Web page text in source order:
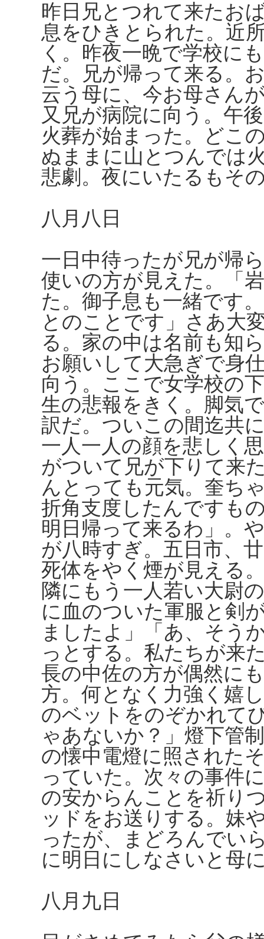
昨日兄とつれて来たお
息をひきとられた。近
く。昨夜一晩で学校に
だ。兄が帰って来る。
云う母に、今お母さん
又兄が病院に向う。午
火葬が始まった。どこ
ぬままに山とつんでは
悲劇。夜にいたるもそ
八月八日
一日中待ったが兄が帰
使いの方が見えた。「
た。御子息も一緒です
とのことです」さあ大
る。家の中は名前も知
お願いして大急ぎで身
向う。ここで女学校の
生の悲報をきく。脚気
訳だ。ついこの間迄共
一人一人の顔を悲しく
がついて兄が下りて来
んとっても元気。奎ち
折角支度したんですも
明日帰って来るわ」。
が八時すぎ。五日市、
死体をやく煙が見える
隣にもう一人若い大尉
に血のついた軍服と剣
ましたよ」「あ、そう
っとする。私たちが来
長の中佐の方が偶然に
方。何となく力強く嬉
のベットをのぞかれて
ゃあないか？」燈下管
の懐中電燈に照された
っていた。次々の事件
の安からんことを祈り
ッドをお送りする。妹
ったが、まどろんでい
に明日にしなさいと母
八月九日